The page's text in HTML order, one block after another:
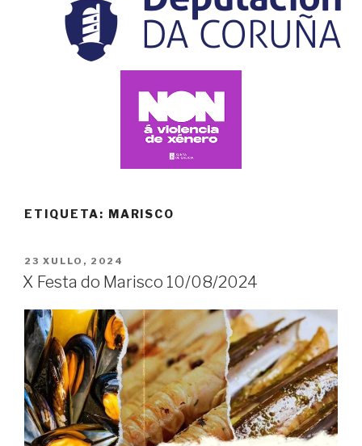
ETIQUETA: MARISCO
POSTED
ON
23 XULLO, 2024
X Festa do Marisco 10/08/2024